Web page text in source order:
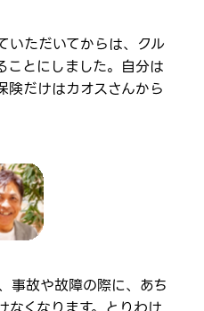
いただいてからは、クル
ことにしました。自分は
険だけはカオスさんから
事故や故障の際に、あち